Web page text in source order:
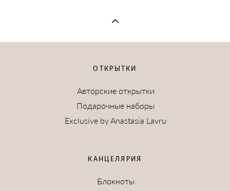
ОТКРЫТКИ
Авторские открытки
Подарочные наборы
Exclusive by Anastasia Lavru
КАНЦЕЛЯРИЯ
Блокноты